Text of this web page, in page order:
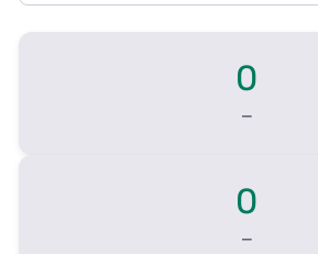
0
—
0
—